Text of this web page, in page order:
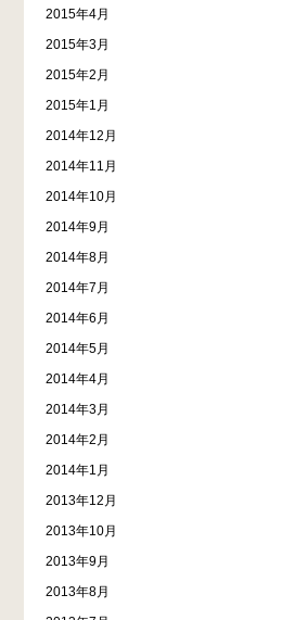
2015年4月
2015年3月
2015年2月
2015年1月
2014年12月
2014年11月
2014年10月
2014年9月
2014年8月
2014年7月
2014年6月
2014年5月
2014年4月
2014年3月
2014年2月
2014年1月
2013年12月
2013年10月
2013年9月
2013年8月